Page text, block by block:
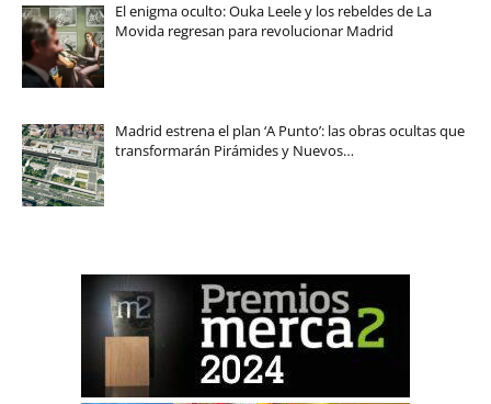
El enigma oculto: Ouka Leele y los rebeldes de La
Movida regresan para revolucionar Madrid
Madrid estrena el plan ‘A Punto’: las obras ocultas que
transformarán Pirámides y Nuevos…